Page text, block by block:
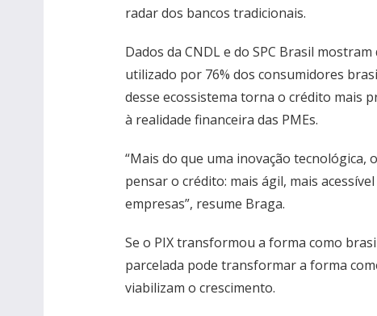
radar dos bancos tradicionais.
Dados da CNDL e do SPC Brasil
utilizado por 76% dos consumidores
desse ecossistema torna o crédito mais
à realidade financeira das PMEs.
“Mais do que uma inovação tecnológica,
pensar o crédito: mais ágil, mais
empresas”, resume Braga.
Se o PIX transformou a forma como
parcelada pode transformar a forma
viabilizam o crescimento.